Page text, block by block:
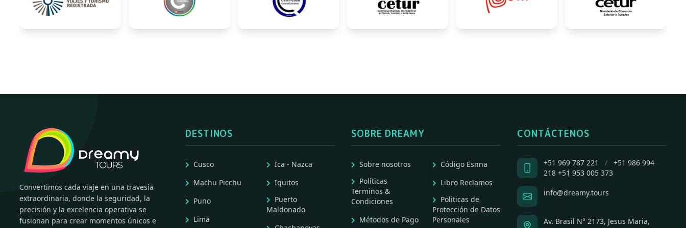
Convertimos cada viaje en una travesía
extraordinaria, donde la seguridad, la
precisión y la excelencia operativa se
fusionan para crear momentos únicos e
DESTINOS
Cusco
Machu Picchu
Puno
Lima
Ica - Nazca
Iquitos
Puerto
Maldonado
SOBRE DREAMY
Sobre nosotros
Políticas
Terminos &
Condiciones
Métodos de Pago
Código Esnna
Libro Reclamos
Politicas de
Protección de Datos
Personales
CONTÁCTENOS
+51 969 787 221 /
+51 986 994
218 +51 953 005 373
info@dreamy.tours
Av. Brasil N° 2173, Jesus Maria,